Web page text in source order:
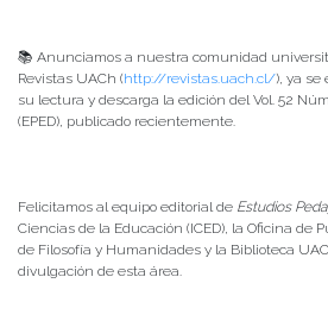
📚 Anunciamos a nuestra comunidad
Revistas UACh (http://revistas.uach.cl/), ya
su lectura y descarga la edición del Vol. 52
(EPED), publicado recientemente.
Felicitamos al equipo editorial de Estudios
Ciencias de la Educación (ICED), la Oficina de
de Filosofía y Humanidades y la Biblioteca
divulgación de esta área.